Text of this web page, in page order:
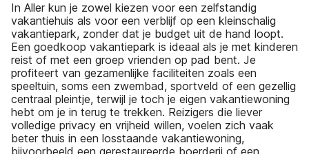
In Aller kun je zowel kiezen voor een zelfstandig
vakantiehuis als voor een verblijf op een kleinschalig
vakantiepark, zonder dat je budget uit de hand loopt.
Een goedkoop vakantiepark is ideaal als je met kinderen
reist of met een groep vrienden op pad bent. Je
profiteert van gezamenlijke faciliteiten zoals een
speeltuin, soms een zwembad, sportveld of een gezellig
centraal pleintje, terwijl je toch je eigen vakantiewoning
hebt om je in terug te trekken. Reizigers die liever
volledige privacy en vrijheid willen, voelen zich vaak
beter thuis in een losstaande vakantiewoning,